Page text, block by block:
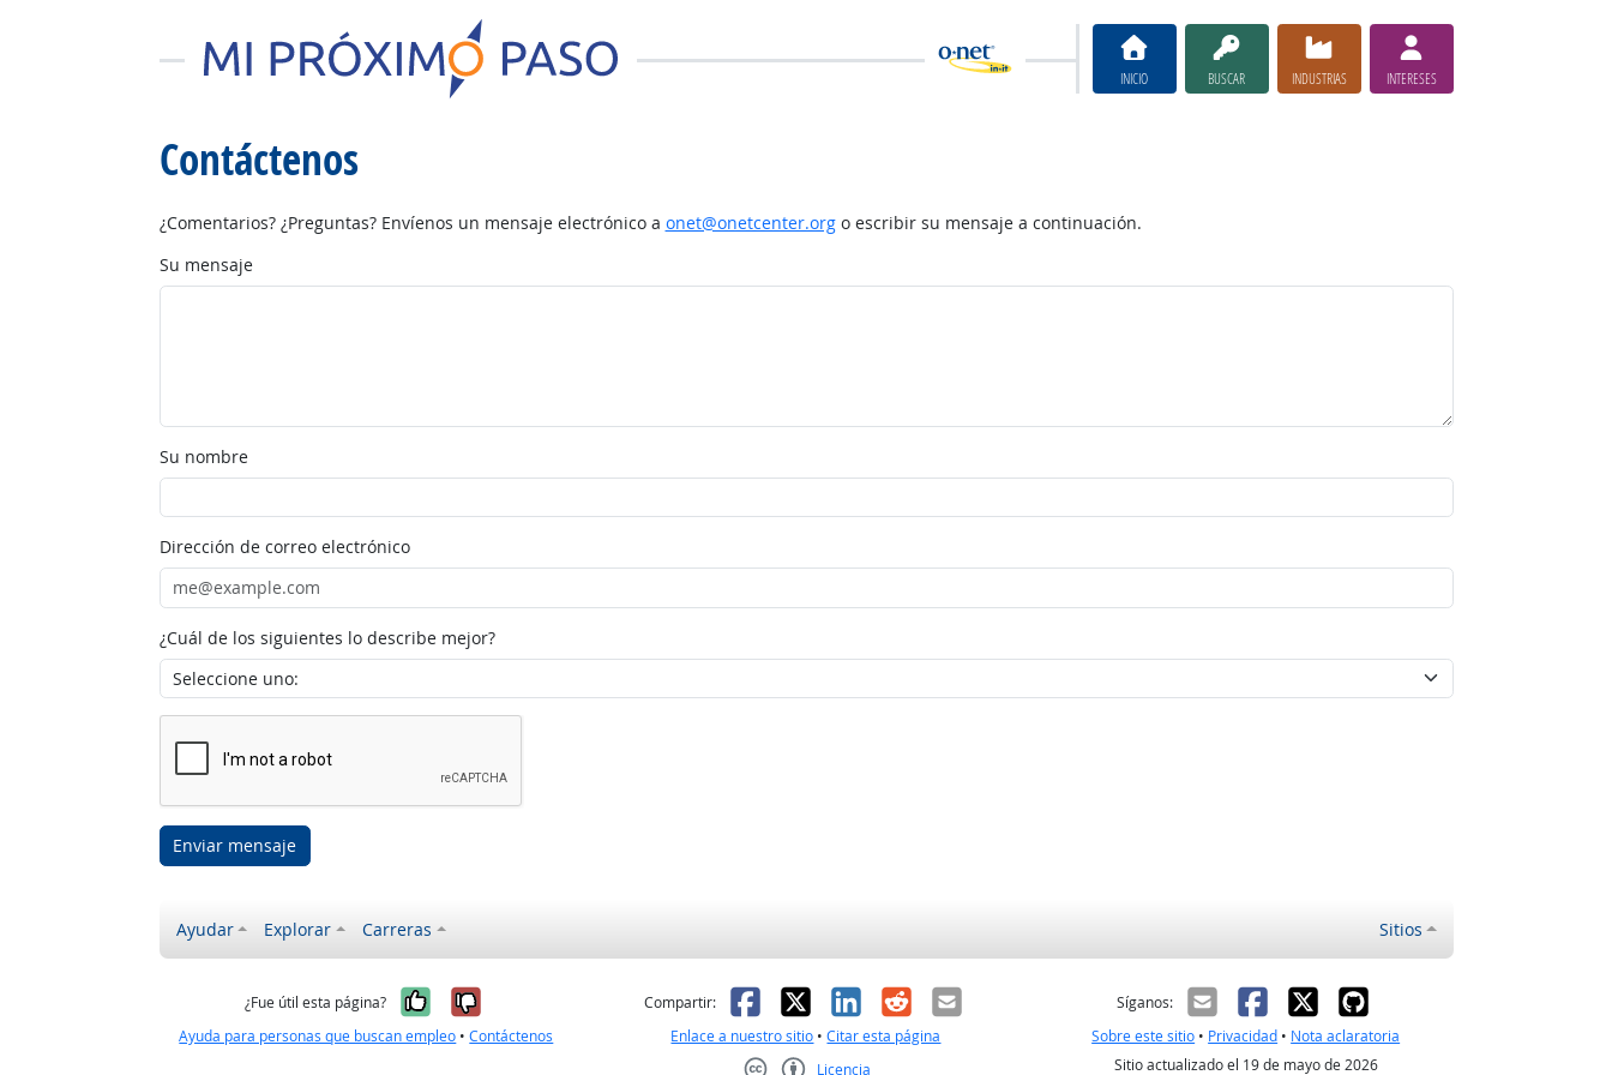
INICIO BUSCAR INDUSTRIAS INTERESES
Contáctenos
¿Comentarios? ¿Preguntas? Envíenos un mensaje electrónico a onet@onetcenter.orgo escribir su mensaje a continuación.
Su mensaje
Su nombre
Dirección de correo electrónico
¿Cuál de los siguientes lo describe mejor?
Enviar mensaje
Ayudar Explorar Carreras Sitios
¿Fue útil esta página? Sí, fue útil
No, no fue útil
Ayuda para personas que buscan empleo •Contáctenos
Compartir: Facebook
X LinkedIn
RedditCorreo electrónico
Enlace a nuestro sitio •Citar esta página
Licencia
Síganos:
Sobre este sitio • Privacidad • Nota aclaratoria
Sitio actualizado el 19 de mayo de 2026